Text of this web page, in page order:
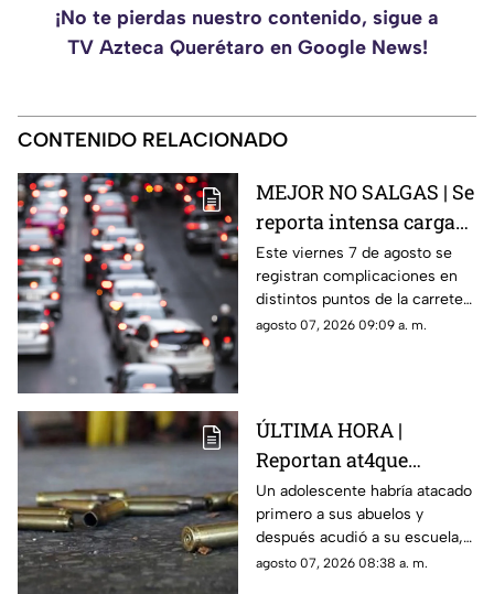
¡No te pierdas nuestro contenido, sigue a
TV Azteca Querétaro en Google News!
CONTENIDO RELACIONADO
MEJOR NO SALGAS | Se
reporta intensa carga
vehicular HOY en la
autopista México
Querétaro
Este viernes 7 de agosto se
registran complicaciones en
distintos puntos de la carretera
57; toma precauciones y
agosto 07, 2026 09:09 a. m.
ÚLTIMA HORA |
Reportan at4que
arm4do en secundaria;
reportan mu3rtos y
decenas de heridos
(+VIDEO DELICADO)
Un adolescente habría atacado
primero a sus abuelos y
después acudió a su escuela,
donde abrió fuego contra
agosto 07, 2026 08:38 a. m.